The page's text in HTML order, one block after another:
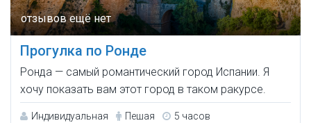
Прогулка по Ронде
Ронда — самый романтический город Испании. Я
хочу показать вам этот город в таком ракурсе.
Индивидуальная Пешая 5 часов